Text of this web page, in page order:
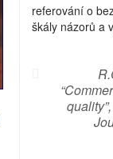
referování o
škály názorů a